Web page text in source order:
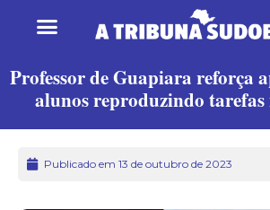
Professor de Guapiara reforça
alunos reproduzindo tarefas
Publicado em 13 de outubro de 2023